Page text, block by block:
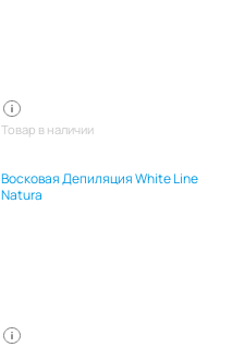
Товар в наличии
Восковая Депиляция White Line
Natura